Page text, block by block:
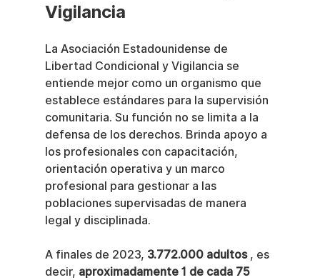
Vigilancia
La Asociación Estadounidense de
Libertad Condicional y Vigilancia se
entiende mejor como un organismo que
establece estándares para la supervisión
comunitaria. Su función no se limita a la
defensa de los derechos. Brinda apoyo a
los profesionales con capacitación,
orientación operativa y un marco
profesional para gestionar a las
poblaciones supervisadas de manera
legal y disciplinada.
A finales de 2023, 3.772.000 adultos , es
decir, aproximadamente 1 de cada 75